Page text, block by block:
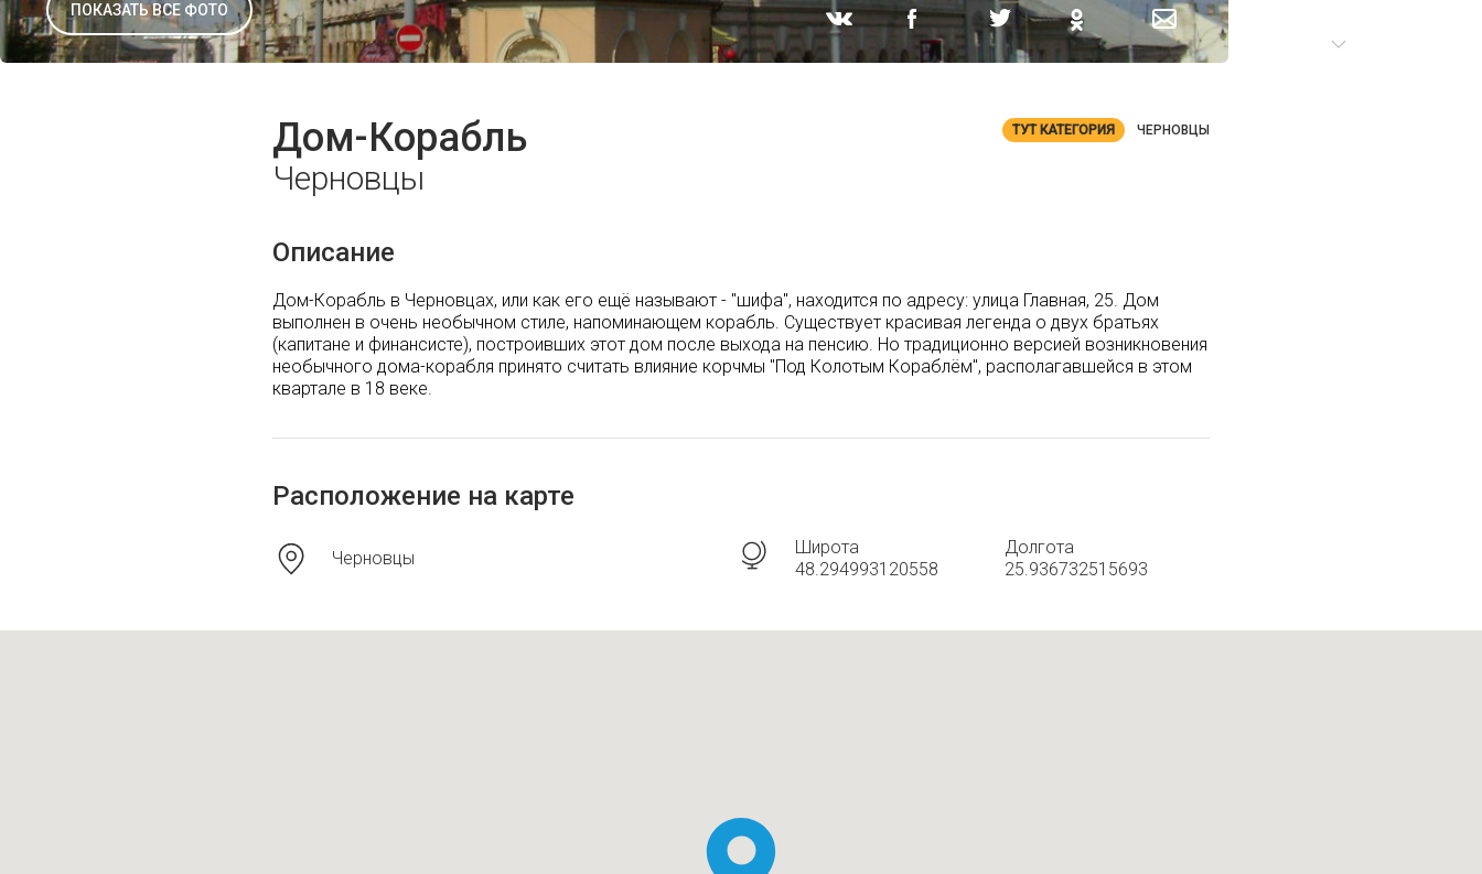
ПОКАЗАТЬ ВСЕ ФОТО
Дом-Корабль
Черновцы
ТУТ КАТЕГОРИЯ ЧЕРНОВЦЫ
Описание
Дом-Корабль в Черновцах, или как его ещё называют - "шифа", находится по адресу: улица Главная, 25. Дом
выполнен в очень необычном стиле, напоминающем корабль. Существует красивая легенда о двух братьях
(капитане и финансисте), построивших этот дом после выхода на пенсию. Но традиционно версией возникновения
необычного дома-корабля принято считать влияние корчмы "Под Колотым Кораблём", располагавшейся в этом
квартале в 18 веке.
Расположение на карте
Черновцы
Широта
48.294993120558
Долгота
25.936732515693